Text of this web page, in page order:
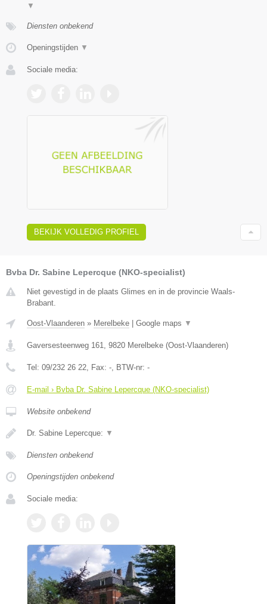
▼
Diensten onbekend
Openingstijden ▼
Sociale media:
BEKIJK VOLLEDIG PROFIEL
Bvba Dr. Sabine Lepercque (NKO-specialist)
Niet gevestigd in de plaats Glimes en in de provincie Waals-
Brabant.
Oost-Vlaanderen » Merelbeke Google maps ▼
Gaversesteenweg 161, 9820 Merelbeke (Oost-Vlaanderen)
Tel: 09/232 26 22, Fax: -, BTW-nr: -
E-mail › Bvba Dr. Sabine Lepercque (NKO-specialist)
Website onbekend
Dr. Sabine Lepercque: ▼
Diensten onbekend
Openingstijden onbekend
Sociale media: